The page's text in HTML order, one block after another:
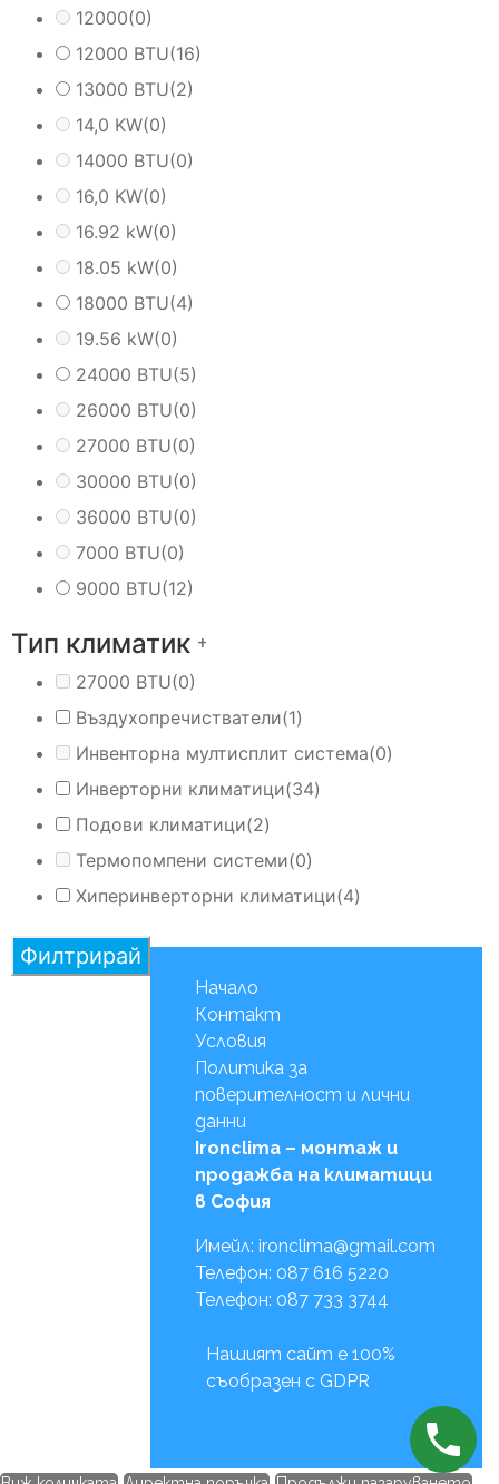
12000(0)
12000 BTU(16)
13000 BTU(2)
14,0 KW(0)
14000 BTU(0)
16,0 KW(0)
16.92 kW(0)
18.05 kW(0)
18000 BTU(4)
19.56 kW(0)
24000 BTU(5)
26000 BTU(0)
27000 BTU(0)
30000 BTU(0)
36000 BTU(0)
7000 BTU(0)
9000 BTU(12)
Тип климатик +
27000 BTU(0)
Въздухопречистватели(1)
Инвенторна мултисплит система(0)
Инверторни климатици(34)
Подови климатици(2)
Термопомпени системи(0)
Хиперинверторни климатици(4)
Филтрирай
Начало
Контакт
Условия
Политика за
поверителност и лични
данни
Ironclima – монтаж и
продажба на климатици
в София
Имейл: ironclima@gmail.com
Телефон: 087 616 5220
Телефон: 087 733 3744
Нашият сайт е 100%
съобразен с GDPR